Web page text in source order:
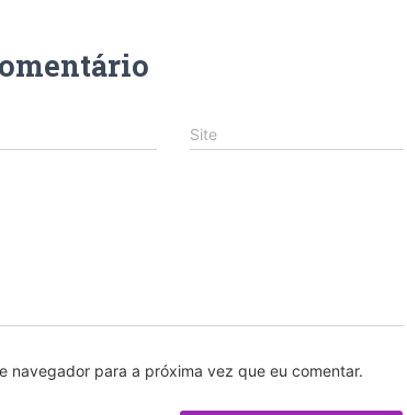
Site
navegador para a próxima vez que eu comentar.